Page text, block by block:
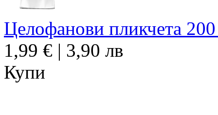
Целофанови пликчета
1,99 € | 3,90 лв
Купи